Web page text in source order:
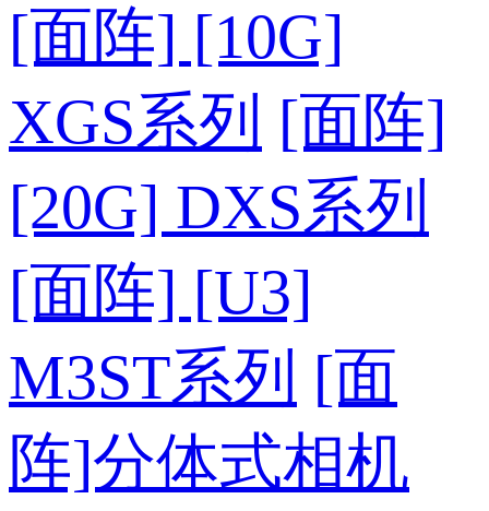
[面阵] [10G]
XGS系列 [面阵]
[20G] DXS系列
[面阵] [U3]
M3ST系列 [面
阵]分体式相机